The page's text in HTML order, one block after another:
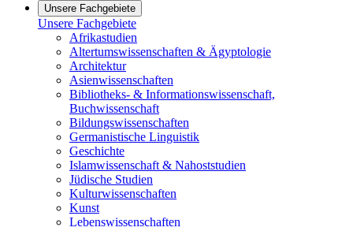
Unsere Fachgebiete
Unsere Fachgebiete
Afrikastudien
Altertumswissenschaften & Ägyptologie
Architektur
Asienwissenschaften
Bibliotheks- & Informationswissenschaft,
Buchwissenschaft
Bildungswissenschaften
Germanistische Linguistik
Geschichte
Islamwissenschaft & Nahoststudien
Jüdische Studien
Kulturwissenschaften
Kunst
Lebenswissenschaften